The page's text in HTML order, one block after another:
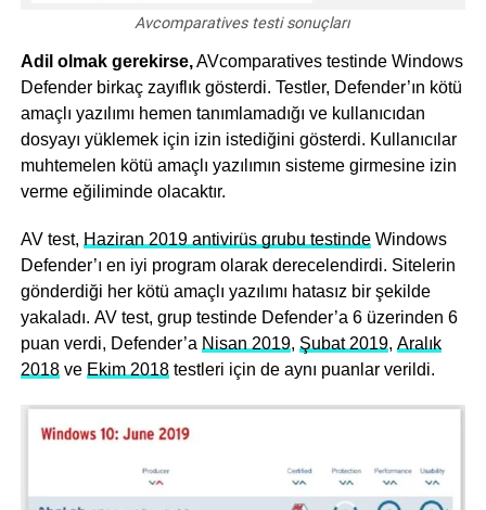
Avcomparatives testi sonuçları
Adil olmak gerekirse,AVcomparatives testinde Windows
Defender birkaç zayıflık gösterdi. Testler, Defender’ın kötü
amaçlı yazılımı hemen tanımlamadığı ve kullanıcıdan
dosyayı yüklemek için izin istediğini gösterdi. Kullanıcılar
muhtemelen kötü amaçlı yazılımın sisteme girmesine izin
verme eğiliminde olacaktır.
AV test, Haziran 2019 antivirüs grubu testindeWindows
Defender’ı en iyi program olarak derecelendirdi. Sitelerin
gönderdiği her kötü amaçlı yazılımı hatasız bir şekilde
yakaladı. AV test, grup testinde Defender’a 6 üzerinden 6
puan verdi, Defender’a Nisan 2019, Şubat 2019, Aralık
2018ve Ekim 2018testleri için de aynı puanlar verildi.